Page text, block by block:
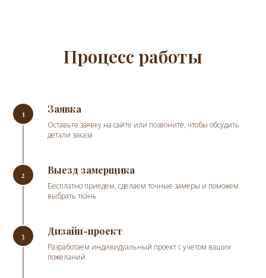
Процесс работы
Заявка
Оставьте заявку на сайте или позвоните, чтобы обсудить
детали заказа
Выезд замерщика
Бесплатно приедем, сделаем точные замеры и поможем
выбрать ткань
Дизайн-проект
Разработаем индивидуальный проект с учетом ваших
пожеланий